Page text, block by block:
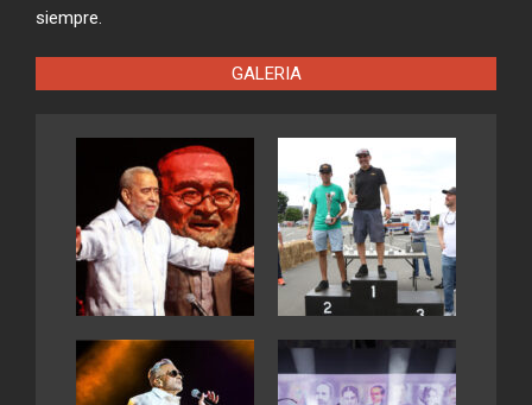
siempre.
GALERIA